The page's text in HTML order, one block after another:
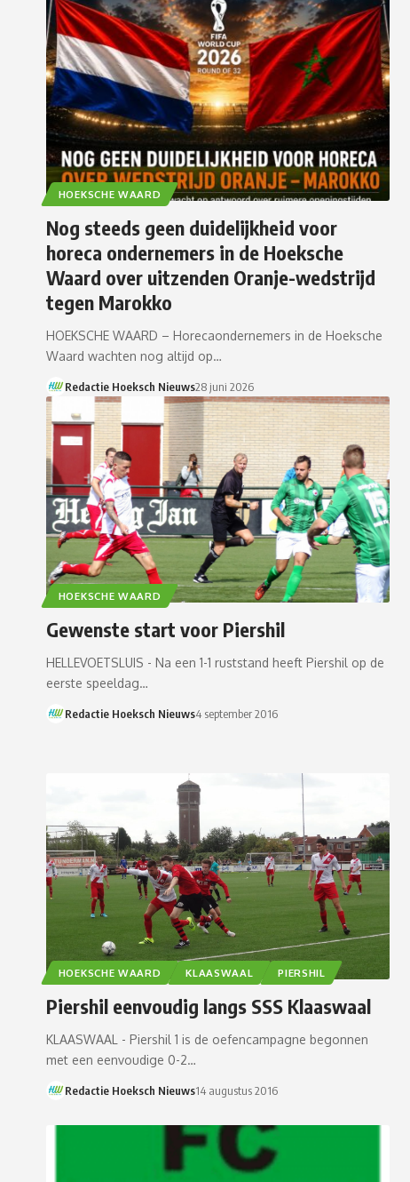
HOEKSCHE WAARD
Nog steeds geen duidelijkheid voor
horeca ondernemers in de Hoeksche
Waard over uitzenden Oranje-wedstrijd
tegen Marokko
HOEKSCHE WAARD – Horecaondernemers in de Hoeksche
Waard wachten nog altijd op…
Redactie Hoeksch Nieuws28 juni 2026
HOEKSCHE WAARD
Gewenste start voor Piershil
HELLEVOETSLUIS - Na een 1-1 ruststand heeft Piershil op de
eerste speeldag…
Redactie Hoeksch Nieuws4 september 2016
HOEKSCHE WAARD KLAASWAAL PIERSHIL
Piershil eenvoudig langs SSS Klaaswaal
KLAASWAAL - Piershil 1 is de oefencampagne begonnen
met een eenvoudige 0-2…
Redactie Hoeksch Nieuws14 augustus 2016